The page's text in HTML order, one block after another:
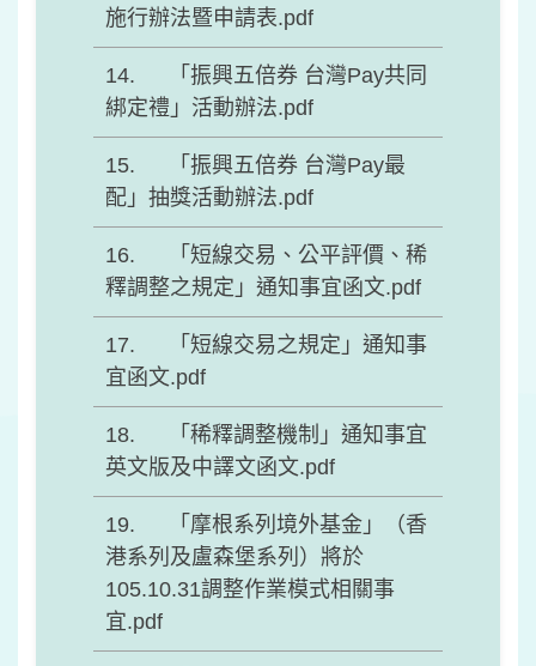
施行辦法暨申請表.pdf
「振興五倍券 台灣Pay共同
綁定禮」活動辦法.pdf
「振興五倍券 台灣Pay最
配」抽獎活動辦法.pdf
「短線交易、公平評價、稀
釋調整之規定」通知事宜函文.pdf
「短線交易之規定」通知事
宜函文.pdf
「稀釋調整機制」通知事宜
英文版及中譯文函文.pdf
「摩根系列境外基金」（香
港系列及盧森堡系列）將於
105.10.31調整作業模式相關事
宜.pdf